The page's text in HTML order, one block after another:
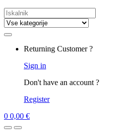
Search
for:
Returning Customer ?
Sign in
Don't have an account ?
Register
0 0,00 €